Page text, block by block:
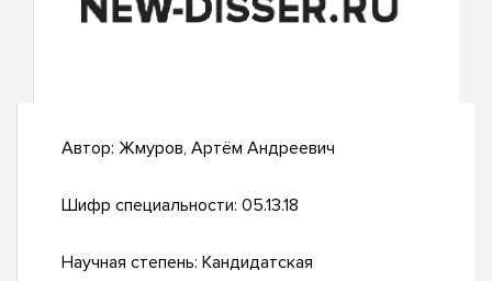
Автор: Жмуров, Артём Андреевич
Шифр специальности: 05.13.18
Научная степень: Кандидатская